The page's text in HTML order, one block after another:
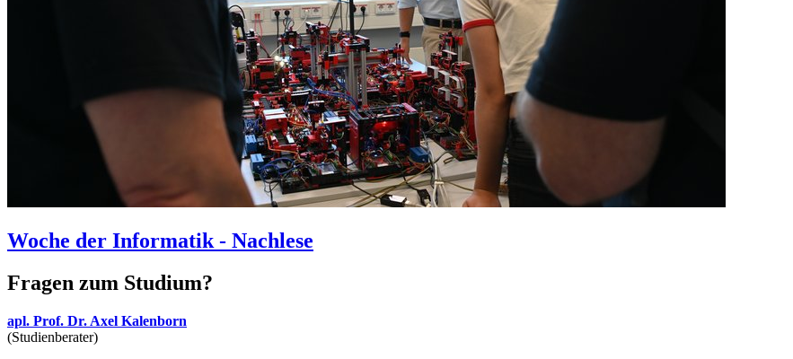
Woche der Informatik - Nachlese
Fragen zum Studium?
apl. Prof. Dr. Axel Kalenborn
(Studienberater)